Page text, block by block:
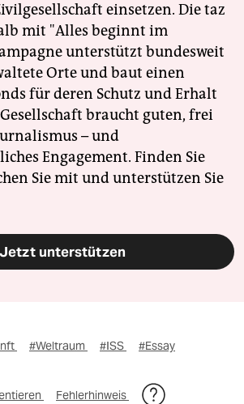
einsetzen. Die taz
mit "Alles beginnt im
unterstützt bundesweit
Orte und baut einen
für deren Schutz und Erhalt
braucht guten, frei
– und
Engagement. Finden Sie
Sie mit und unterstützen Sie
Jetzt unterstützen
#Weltraum #ISS #Essay
Fehlerhinweis